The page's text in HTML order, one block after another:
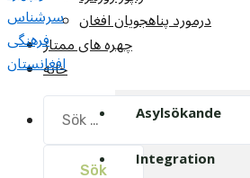
درمورد پناهجويان افغان
چهره های ممتاز
خانه
efter:
سرشناس
فرهنگی
افغانستان
Asylsökande
Integration